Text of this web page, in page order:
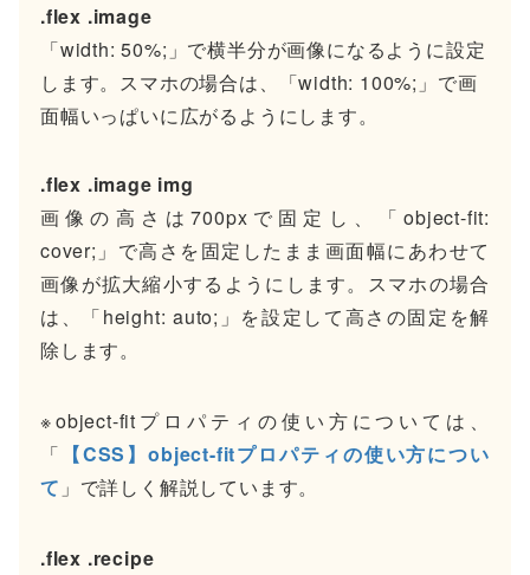
.flex .image
「width: 50%;」で横半分が画像になるように設定
します。スマホの場合は、「width: 100%;」で画
面幅いっぱいに広がるようにします。
.flex .image img
画像の高さは700pxで固定し、「object-fit:
cover;」で高さを固定したまま画面幅にあわせて
画像が拡大縮小するようにします。スマホの場合
は、「height: auto;」を設定して高さの固定を解
除します。
※object-fitプロパティの使い方については、
「 【CSS】object-fitプロパティの使い方につい
て 」で詳しく解説しています。
.flex .recipe